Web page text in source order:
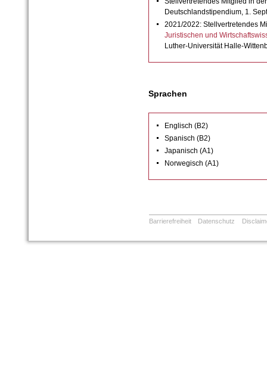
Deutschlandstipendium, 1.
2021/2022: Stellvertretendes
Juristischen und
Luther-Universität Halle-
Sprachen
Englisch (B2)
Spanisch (B2)
Japanisch (A1)
Norwegisch (A1)
Barrierefreiheit Datenschutz